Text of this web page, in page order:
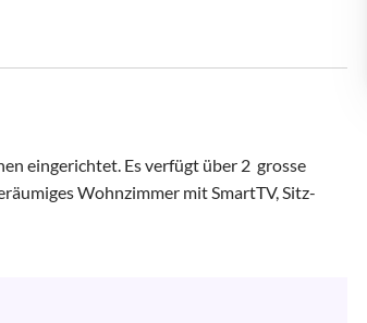
eingerichtet. Es verfügt über 2  grosse
Wohnzimmer mit SmartTV, Sitz-